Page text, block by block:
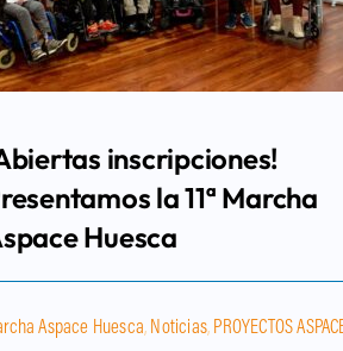
inscripciones!
la 11ª Marcha
Huesca
Aspace Huesca, Noticias, PROYECTOS